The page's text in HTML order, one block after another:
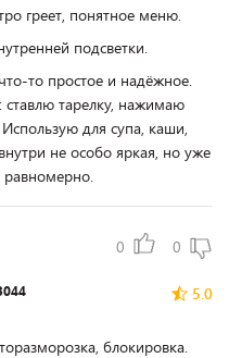
греет, понятное меню.
подсветки.
то простое и надёжное.
тарелку, нажимаю
для супа, каши,
не особо яркая, но уже
равномерно.
0 0
5.0
блокировка.